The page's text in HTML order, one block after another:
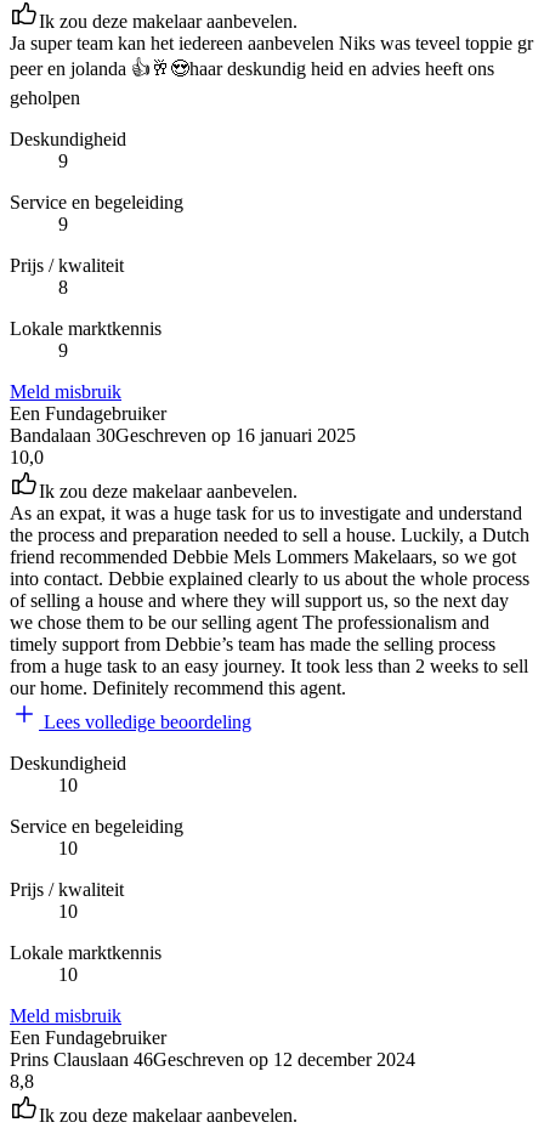
Ik zou deze makelaar aanbevelen.
Ja super team kan het iedereen aanbevelen Niks was teveel toppie gr
peer en jolanda 👍🥂😍haar deskundig heid en advies heeft ons
geholpen
Deskundigheid
9
Service en begeleiding
9
Prijs / kwaliteit
8
Lokale marktkennis
9
Meld misbruik
Een Fundagebruiker
Bandalaan 30Geschreven op 16 januari 2025
10,0
Ik zou deze makelaar aanbevelen.
As an expat, it was a huge task for us to investigate and understand
the process and preparation needed to sell a house. Luckily, a Dutch
friend recommended Debbie Mels Lommers Makelaars, so we got
into contact. Debbie explained clearly to us about the whole process
of selling a house and where they will support us, so the next day
we chose them to be our selling agent The professionalism and
timely support from Debbie’s team has made the selling process
from a huge task to an easy journey. It took less than 2 weeks to sell
our home. Definitely recommend this agent.
Lees volledige beoordeling
Deskundigheid
10
Service en begeleiding
10
Prijs / kwaliteit
10
Lokale marktkennis
10
Meld misbruik
Een Fundagebruiker
Prins Clauslaan 46Geschreven op 12 december 2024
8,8
Ik zou deze makelaar aanbevelen.